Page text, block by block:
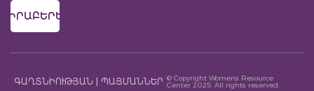
© Copyright Womens Resource
Center 2025. All rights reserved.
ԳԱՂՏՆԻՈՒԹՅԱՆ | ՊԱՅՄԱՆՆԵՐ